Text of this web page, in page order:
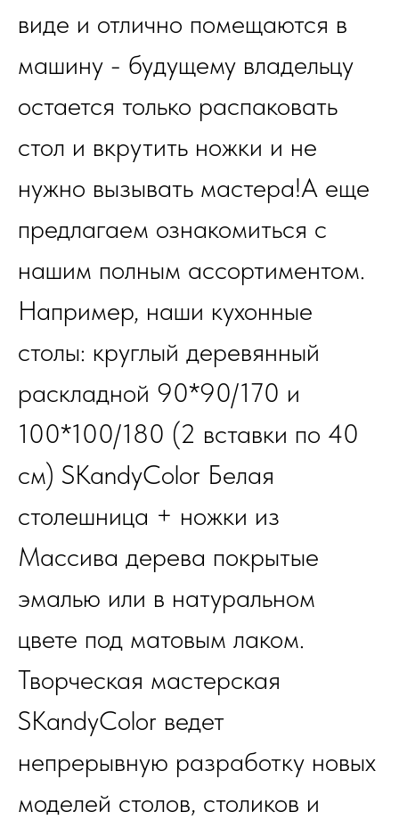
виде и отлично помещаются в
машину - будущему владельцу
остается только распаковать
стол и вкрутить ножки и не
нужно вызывать мастера!А еще
предлагаем ознакомиться с
нашим полным ассортиментом.
Например, наши кухонные
столы: круглый деревянный
раскладной 90*90/170 и
100*100/180 (2 вставки по 40
см) SKandyColor Белая
столешница + ножки из
Массива дерева покрытые
эмалью или в натуральном
цвете под матовым лаком.
Творческая мастерская
SKandyColor ведет
непрерывную разработку новых
моделей столов, столиков и